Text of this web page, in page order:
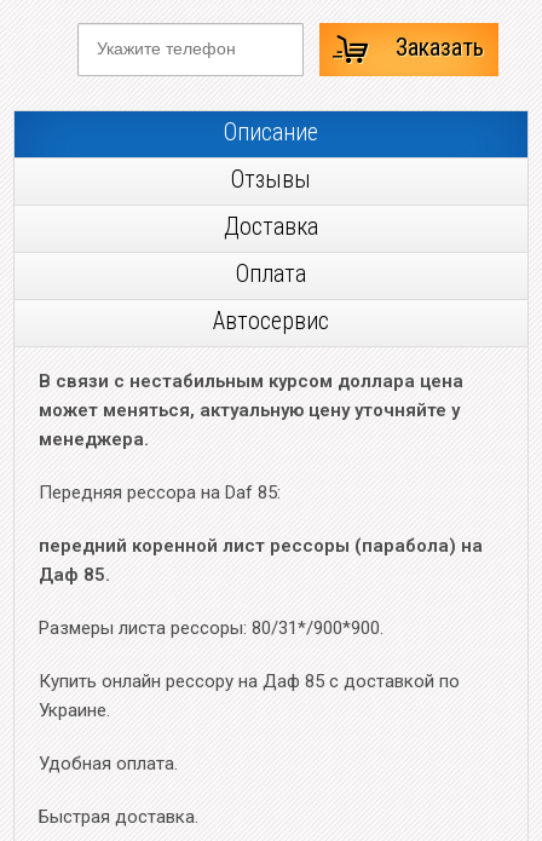
Заказать
Описание
Отзывы
Доставка
Оплата
Автосервис
В связи с нестабильным курсом доллара цена
может меняться, актуальную цену уточняйте у
менеджера.
Передняя рессора на Daf 85:
передний коренной лист рессоры (парабола) на
Даф 85.
Размеры листа рессоры: 80/31*/900*900.
Купить онлайн рессору на Даф 85 с доставкой по
Украине.
Удобная оплата.
Быстрая доставка.